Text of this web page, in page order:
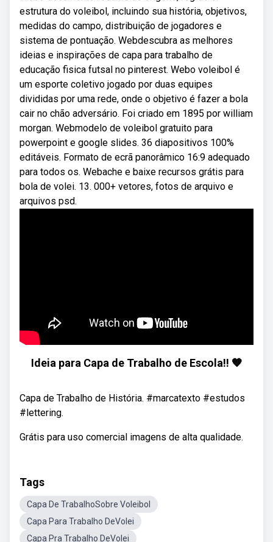
estrutura do voleibol, incluindo sua história, objetivos,
medidas do campo, distribuição de jogadores e
sistema de pontuação. Webdescubra as melhores
ideias e inspirações de capa para trabalho de
educação fisica futsal no pinterest. Webo voleibol é
um esporte coletivo jogado por duas equipes
divididas por uma rede, onde o objetivo é fazer a bola
cair no chão adversário. Foi criado em 1895 por william
morgan. Webmodelo de voleibol gratuito para
powerpoint e google slides. 36 diapositivos 100%
editáveis. Formato de ecrã panorâmico 16:9 adequado
para todos os. Webache e baixe recursos grátis para
bola de volei. 13. 000+ vetores, fotos de arquivo e
arquivos psd.
Ideia para Capa de Trabalho de Escola!! 🧡
Capa de Trabalho de História. #marcatexto #estudos
#lettering.
Grátis para uso comercial imagens de alta qualidade.
Tags
Capa De TrabalhoSobre Voleibol
Capa Para Trabalho DeVolei
Capa Pra Trabalho DeVolei